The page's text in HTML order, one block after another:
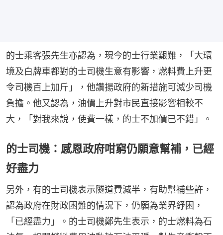
的士乘客張先生亦認為，現今的士行業艱難，「大環
境及白牌車都對的士司機生意有影響，燃料費上升更
令司機百上加斤」，他讚揚政府的新措施可減少司機
負擔。他又認為，油價上升對市民直接影響相較不
大，「對我來說，使費一樣，的士不加價已不錯」。
的士司機：感恩政府咁窮仍願意幫補，已經
好盡力
另外，有的士司機表示隧道費減半，有助幫補些許，
認為政府在財政困難的情況下，仍願為業界紓困，
「已經盡力」。的士司機鄭先生表示，的士燃料為石